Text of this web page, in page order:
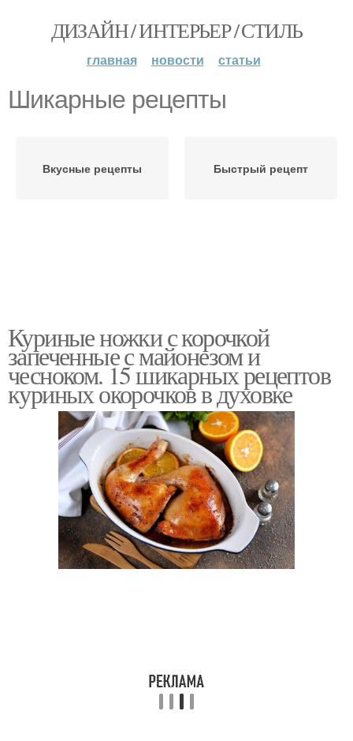
ДИЗАЙН / ИНТЕРЬЕР / СТИЛЬ
главная новости статьи
Шикарные рецепты
Вкусные рецепты Быстрый рецепт
Куриные ножки с корочкой
запеченные с майонезом и
чесноком. 15 шикарных рецептов
куриных окорочков в духовке